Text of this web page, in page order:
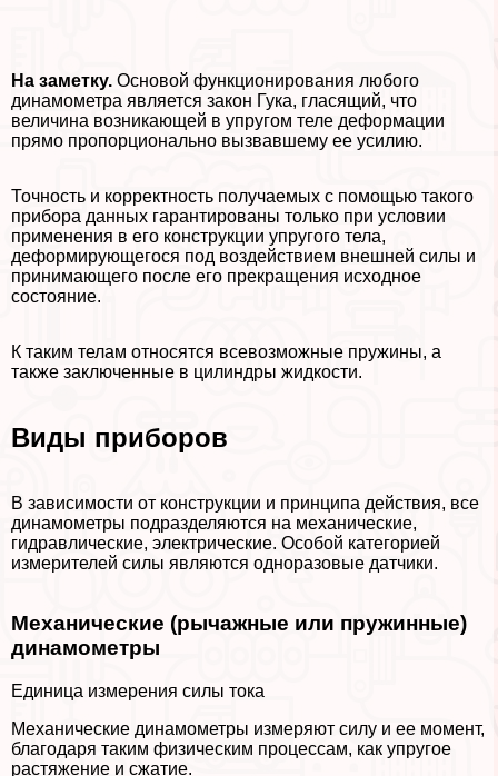
На заметку. Основой функционирования любого
динамометра является закон Гука, гласящий, что
величина возникающей в упругом теле деформации
прямо пропорционально вызвавшему ее усилию.
Точность и корректность получаемых с помощью такого
прибора данных гарантированы только при условии
применения в его конструкции упругого тела,
деформирующегося под воздействием внешней силы и
принимающего после его прекращения исходное
состояние.
К таким телам относятся всевозможные пружины, а
также заключенные в цилиндры жидкости.
Виды приборов
В зависимости от конструкции и принципа действия, все
динамометры подразделяются на механические,
гидравлические, электрические. Особой категорией
измерителей силы являются одноразовые датчики.
Механические (рычажные или пружинные)
динамометры
Единица измерения силы тока
Механические динамометры измеряют силу и ее момент,
благодаря таким физическим процессам, как упругое
растяжение и сжатие.